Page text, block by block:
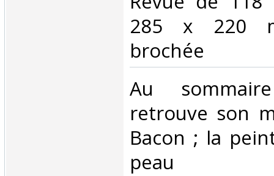
285 x 220
brochée‎
‎Au
retrouve son
Bacon ; la
peau‎